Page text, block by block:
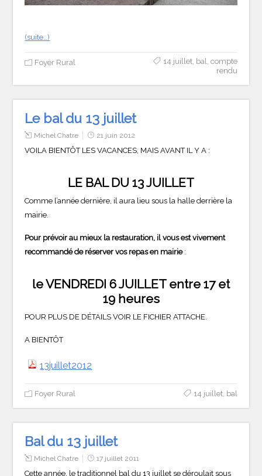
(suite…)
Foyer Rural 14 juillet, bal
compte
rendu
Le bal du 13 juillet
Michel Chatre 21 juin 2012
VOILA BIENTÔT LES VACANCES, MAIS AVANT IL Y A :
LE BAL DU 13 JUILLET
Comme l’année dernière, il aura lieu sous la halle derrière la
mairie.
Pour prévoir au mieux la restauration, il vous est vivement
recommandé de réserver vos repas en mairie :
le VENDREDI 6 JUILLET entre 17 et
19 heures
POUR PLUS DE DÉTAILS VOIR LE FICHIER ATTACHE.
A BIENTÔT
13juillet2012
Foyer Rural 14 juillet, bal
Bal du 13 juillet
Michel Chatre 17 juillet 2011
Cette année, le traditionnel bal du 13 juillet se déroulait sous